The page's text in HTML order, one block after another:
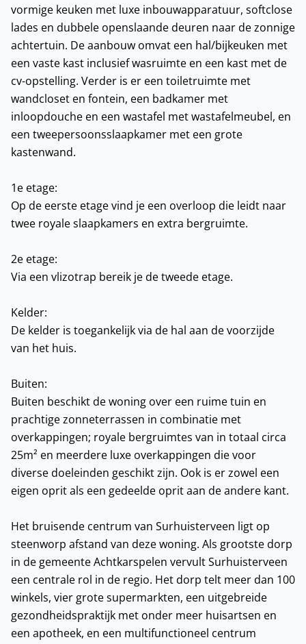
vormige keuken met luxe inbouwapparatuur, softclose
lades en dubbele openslaande deuren naar de zonnige
achtertuin. De aanbouw omvat een hal/bijkeuken met
een vaste kast inclusief wasruimte en een kast met de
cv-opstelling. Verder is er een toiletruimte met
wandcloset en fontein, een badkamer met
inloopdouche en een wastafel met wastafelmeubel, en
een tweepersoonsslaapkamer met een grote
kastenwand.
1e etage:
Op de eerste etage vind je een overloop die leidt naar
twee royale slaapkamers en extra bergruimte.
2e etage:
Via een vlizotrap bereik je de tweede etage.
Kelder:
De kelder is toegankelijk via de hal aan de voorzijde
van het huis.
Buiten:
Buiten beschikt de woning over een ruime tuin en
prachtige zonneterrassen in combinatie met
overkappingen; royale bergruimtes van in totaal circa
25m² en meerdere luxe overkappingen die voor
diverse doeleinden geschikt zijn. Ook is er zowel een
eigen oprit als een gedeelde oprit aan de andere kant.
Het bruisende centrum van Surhuisterveen ligt op
steenworp afstand van deze woning. Als grootste dorp
in de gemeente Achtkarspelen vervult Surhuisterveen
een centrale rol in de regio. Het dorp telt meer dan 100
winkels, vier grote supermarkten, een uitgebreide
gezondheidspraktijk met onder meer huisartsen en
een apotheek, en een multifunctioneel centrum